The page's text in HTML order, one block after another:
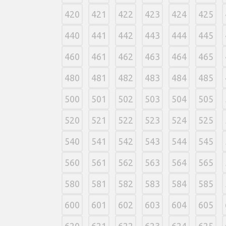
420 421 422 423 424 425
440 441 442 443 444 445
460 461 462 463 464 465
480 481 482 483 484 485
500 501 502 503 504 505
520 521 522 523 524 525
540 541 542 543 544 545
560 561 562 563 564 565
580 581 582 583 584 585
600 601 602 603 604 605